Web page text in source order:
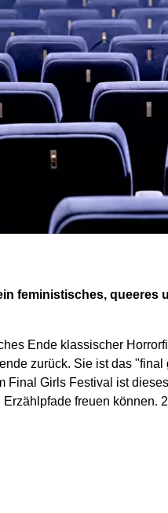
feministisches,
Ende klassischer
zurück. Sie ist das
Final Girls Festival ist
freuen können.